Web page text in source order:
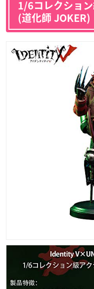
1/6コレクショ
(道化師 JOKER)